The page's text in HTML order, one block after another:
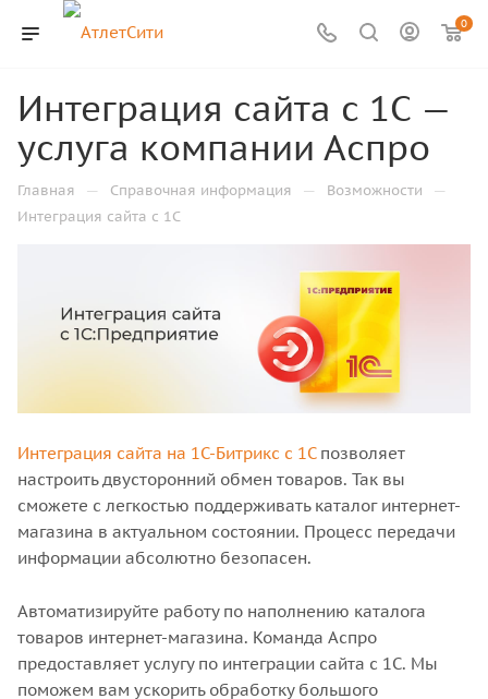
0
Интеграция сайта с 1С —
услуга компании Аспро
Главная — Справочная информация — Возможности —
Интеграция сайта с 1С
Интеграция сайта на 1С-Битрикс с 1Спозволяет
настроить двусторонний обмен товаров. Так вы
сможете с легкостью поддерживать каталог интернет-
магазина в актуальном состоянии. Процесс передачи
информации абсолютно безопасен.
Автоматизируйте работу по наполнению каталога
товаров интернет-магазина. Команда Аспро
предоставляет услугу по интеграции сайта с 1С. Мы
поможем вам ускорить обработку большого